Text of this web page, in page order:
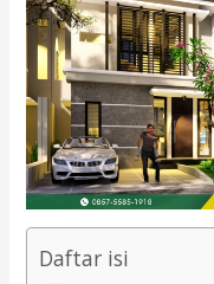
Daftar isi